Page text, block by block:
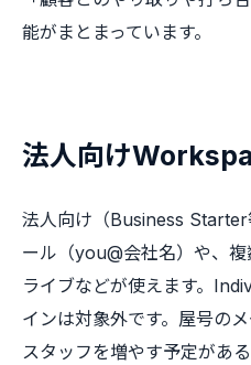
能がまとまっています。
法人向け
法人向け（Business
ール（you@会社名）や、
ライブなどが使えます。
インは対象外です。屋号の
スタッフを増やす予定があ